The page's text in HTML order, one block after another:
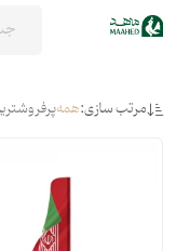
مرتب سازی:همه